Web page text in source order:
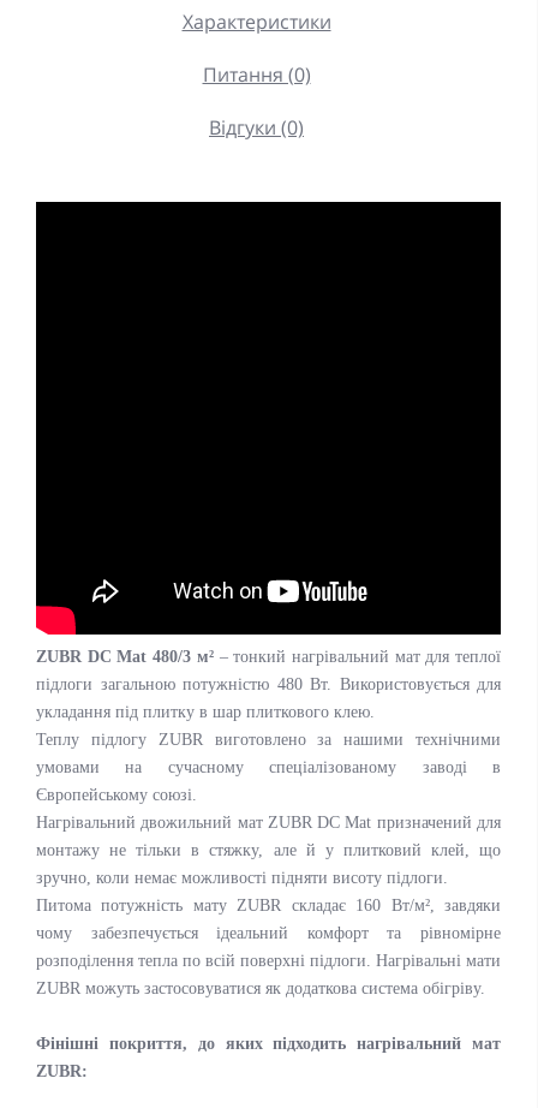
Характеристики
Питання (0)
Відгуки (0)
ZUBR DC Mat 480/3 м²– тонкий нагрівальний мат для теплої
підлоги загальною потужністю 480 Вт. Використовується для
укладання під плитку в шар плиткового клею.
Теплу підлогу ZUBR виготовлено за нашими технічними
умовами на сучасному спеціалізованому заводі в
Європейському союзі.
Нагрівальний двожильний мат ZUBR DC Mat призначений для
монтажу не тільки в стяжку, але й у плитковий клей, що
зручно, коли немає можливості підняти висоту підлоги.
Питома потужність мату ZUBR складає 160 Вт/м², завдяки
чому забезпечується ідеальний комфорт та рівномірне
розподілення тепла по всій поверхні підлоги. Нагрівальні мати
ZUBR можуть застосовуватися як додаткова система обігріву.
Фінішні покриття, до яких підходить нагрівальний мат
ZUBR: